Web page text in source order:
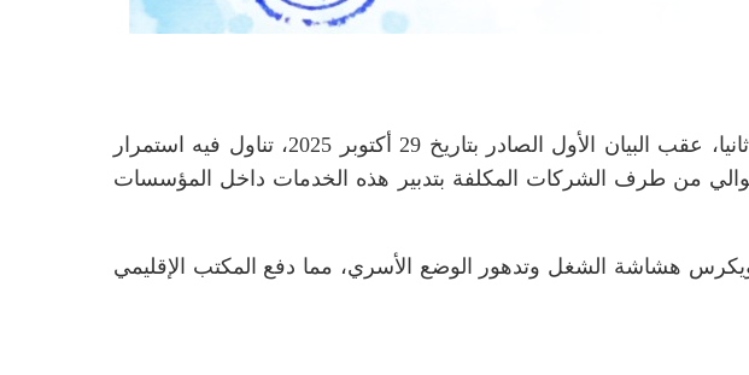
أصدر المكتب الإقليمي للجامعة الوطنية للتعليم FNE بشيشاوة يوم 16 نونبر 2025 بيانا ثانيا، عقب البيان الأول الصادر بتاريخ 29 أكتوبر 2025، تناول فيه استمرار
من طرف الشركات المكلفة بتدبير هذه الخدمات داخل المؤسسات
ويكرس هشاشة الشغل وتدهور الوضع الأسري، مما دفع المكتب الإقليمي